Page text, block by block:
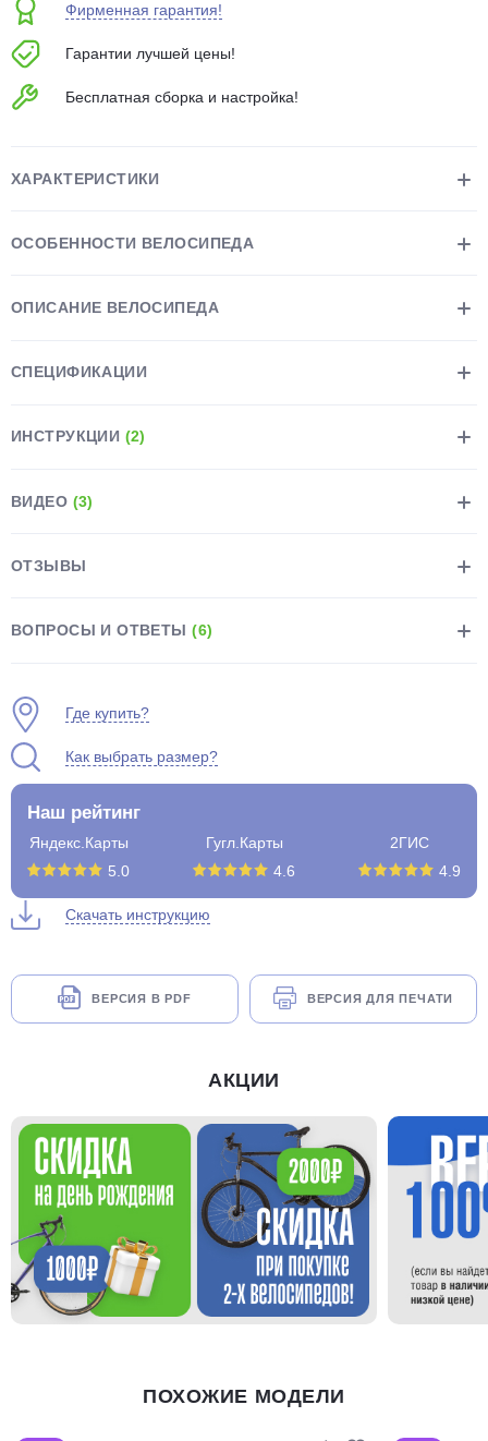
Фирменная гарантия!
Гарантии лучшей цены!
Бесплатная сборка и настройка!
ХАРАКТЕРИСТИКИ
ОСОБЕННОСТИ ВЕЛОСИПЕДА
ОПИСАНИЕ ВЕЛОСИПЕДА
СПЕЦИФИКАЦИИ
ИНСТРУКЦИИ (2)
ВИДЕО (3)
ОТЗЫВЫ
ВОПРОСЫ И ОТВЕТЫ(6)
Где купить?
Как выбрать размер?
Наш рейтинг
Яндекс.Карты
5.0
Гугл.Карты
4.6
2ГИС
4.9
Скачать инструкцию
ВЕРСИЯ В PDF ВЕРСИЯ ДЛЯ ПЕЧАТИ
АКЦИИ
ПОХОЖИЕ МОДЕЛИ
Остались вопросы?